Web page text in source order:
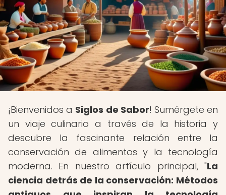
¡Bienvenidos a Siglos de Sabor! Sumérgete en
un viaje culinario a través de la historia y
descubre la fascinante relación entre la
conservación de alimentos y la tecnología
moderna. En nuestro artículo principal, "La
ciencia detrás de la conservación: Métodos